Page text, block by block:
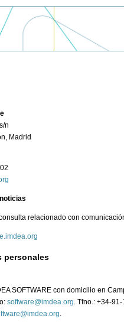
n
Madrid
relacionado con
personales
SOFTWARE con domicilio en
. Tfno.: +34-
.